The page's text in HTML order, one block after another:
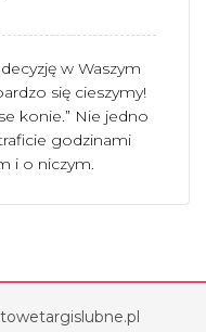
w Waszym
się cieszymy!
konie.” Nie jedno
godzinami
i o niczym.